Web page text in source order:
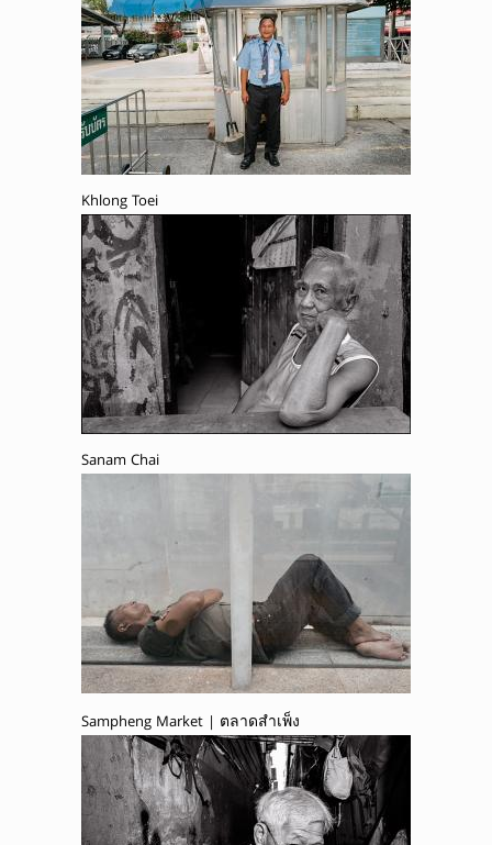
Khlong Toei
Sanam Chai
Sampheng Market | ตลาดสำเพ็ง